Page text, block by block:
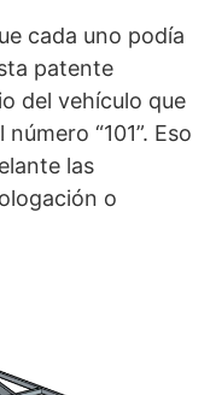
cada uno podía
patente
del vehículo que
“101”. Eso
las
o